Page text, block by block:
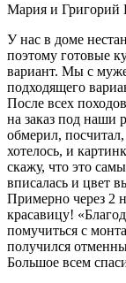
Мария и Григорий
У нас в доме
поэтому готовые
вариант. Мы с
подходящего
После всех
на заказ под наши
обмерил,
хотелось, и
скажу, что это
вписалась и цвет
Примерно через 2
красавицу!
помучиться с
получился
Большое всем